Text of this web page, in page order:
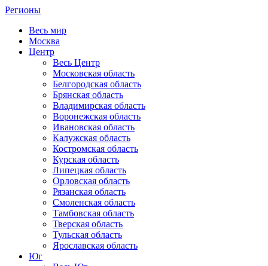
Регионы
Весь мир
Москва
Центр
Весь Центр
Московская область
Белгородская область
Брянская область
Владимирская область
Воронежская область
Ивановская область
Калужская область
Костромская область
Курская область
Липецкая область
Орловская область
Рязанская область
Смоленская область
Тамбовская область
Тверская область
Тульская область
Ярославская область
Юг